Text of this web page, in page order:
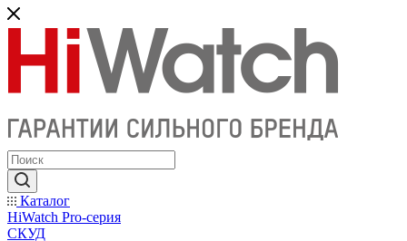
Каталог
HiWatch Pro-серия
CКУД